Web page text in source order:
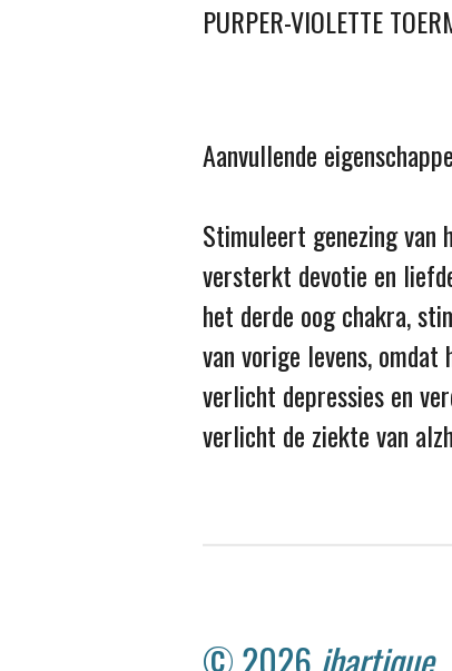
PURPER-VIOLETTE
Aanvullende
Stimuleert genezing
versterkt devotie en
het derde oog chakra,
van vorige levens,
verlicht depressies en
verlicht de ziekte van
© 2026 jhartique